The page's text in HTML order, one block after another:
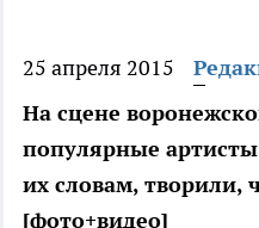
25 апреля 2015
На сцене
популярные
их словам, творили,
[фото+видео]